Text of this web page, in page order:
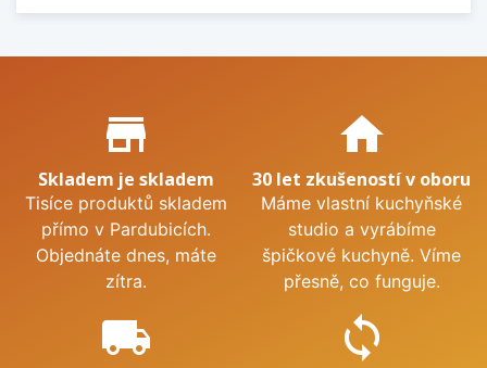
Proč nakupovat u nás?
store_mall_directory
Skladem je skladem
Tisíce produktů skladem
přímo v Pardubicích.
Objednáte dnes, máte
zítra.
home
30 let zkušeností v oboru
Máme vlastní kuchyňské
studio a vyrábíme
špičkové kuchyně. Víme
přesně, co funguje.
local_shipping sync